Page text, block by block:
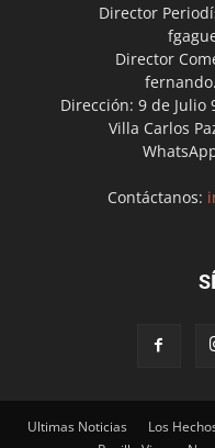
Director
Director
Dirección: 9 de Julio
Villa Carlos
Contáctanos:
Ultimas Noticias Los